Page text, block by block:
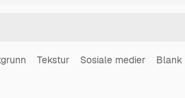
Tekstur Sosiale medier Blank